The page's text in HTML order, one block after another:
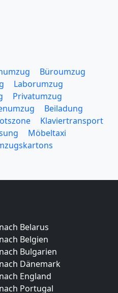
Büroumzug
Laborumzug
Privatumzug
Beiladung
Klaviertransport
Möbeltaxi
Belarus
Belgien
Bulgarien
Dänemark
England
Portugal